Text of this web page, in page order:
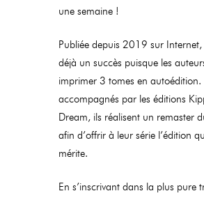
une semaine !
Publiée depuis 2019 sur Internet,
déjà un succès puisque les
imprimer 3 tomes en autoédition.
accompagnés par les éditions
Dream, ils réalisent un remaster
afin d’offrir à leur série l’édition
mérite.
En s’inscrivant dans la plus pure